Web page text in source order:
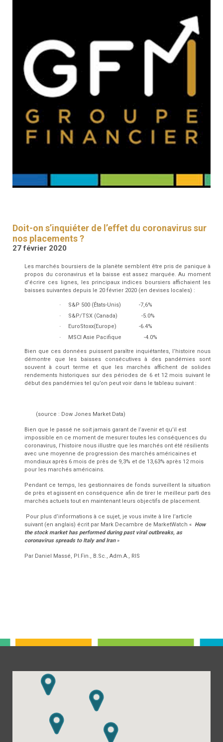
RENDEZ-
VOUS
Doit-on s’inquiéter de l’effet du coronavirus sur
nos placements ?
27 février 2020
Les marchés boursiers de la planète semblent être pris de panique à
propos du coronavirus et la baisse est assez marquée. Au moment
d’écrire ces lignes, les principaux indices boursiers affichaient les
baisses suivantes depuis le 20 février 2020 (en devises locales) :
· S&P 500 (États-Unis) -7,6%
· S&P/TSX (Canada) -5.0%
· EuroStoxx(Europe) -6.4%
· MSCI Asie Pacifique -4.0%
Bien que ces données puissent paraître inquiétantes, l’histoire nous
démontre que les baisses consécutives à des pandémies sont
souvent à court terme et que les marchés affichent de solides
rendements historiques sur des périodes de 6 et 12 mois suivant le
début des pandémies tel qu’on peut voir dans le tableau suivant :
(source : Dow Jones Market Data)
Bien que le passé ne soit jamais garant de l’avenir et qu’il est
impossible en ce moment de mesurer toutes les conséquences du
coronavirus, l’histoire nous illustre que les marchés ont été résilients
avec une moyenne de progression des marchés américaines et
mondiaux après 6 mois de près de 9,3% et de 13,63% après 12 mois
pour les marchés américains.
Pendant ce temps, les gestionnaires de fonds surveillent la situation
de près et agissent en conséquence afin de tirer le meilleur parti des
marchés actuels tout en maintenant leurs objectifs de placement.
Pour plus d’informations à ce sujet, je vous invite à lire l’article
suivant (en anglais) écrit par Mark Decambre de MarketWatch « How
the stock market has performed during past viral outbreaks, as
coronavirus spreads to Italy and Iran»
Par Daniel Massé, Pl.Fin., B.Sc., Adm.A., RIS